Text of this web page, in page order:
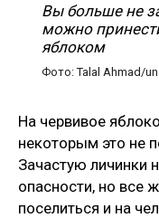
Вы больше не
можно
яблоком
Фото: Talal Ahmad/
На червивое
некоторым это не
Зачастую личинки
опасности, но все
поселиться и на